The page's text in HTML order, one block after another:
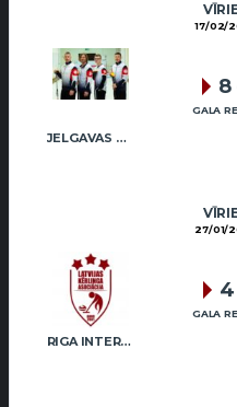
17/02/
JELGAVAS MAIZNIEKS
8
GALA
27/01/
RIGA INTERNATIONAL CURLING CLUB / GRAY
4
GALA